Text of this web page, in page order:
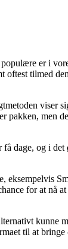
er i
oftest tilmed
viser
pakken, men
dage, og i det
eksempelvis
for at nå
kunne
til at